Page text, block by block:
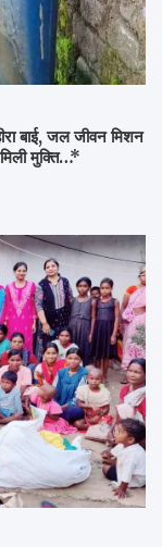
बाई, जल जीवन मिशन
मुक्ति…*